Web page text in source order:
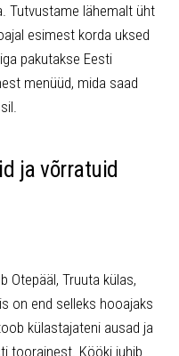
Tutvustame lähemalt üht
esimest korda uksed
pakutakse Eesti
menüüd, mida saad
ja võrratuid
Otepääl, Truuta külas,
on end selleks hooajaks
külastajateni ausad ja
toorainest. Kööki juhib